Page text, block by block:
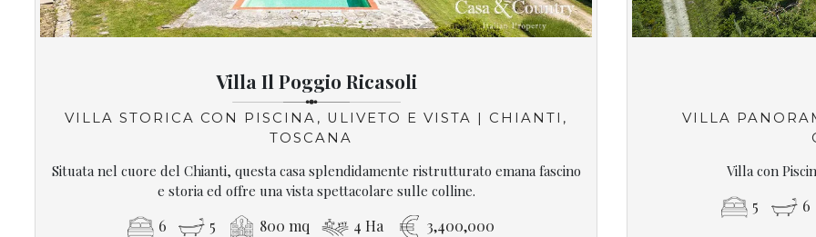
Villa Il Poggio Ricasoli
VILLA STORICA CON PISCINA, ULIVETO E VISTA | CHIANTI,
TOSCANA
Situata nel cuore del Chianti, questa casa splendidamente ristrutturato emana fascino
e storia ed offre una vista spettacolare sulle colline.
6 5 800 mq 4 Ha 3,400,000
VILLA
Villa con
5 6